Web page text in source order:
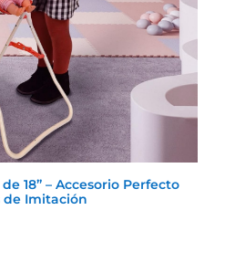
18” – Accesorio Perfecto
de Imitación